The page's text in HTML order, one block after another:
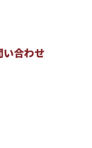
い合わせ